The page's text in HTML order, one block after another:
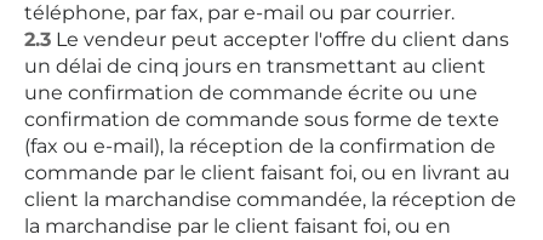
téléphone, par fax, par e-mail ou par courrier.
2.3 Le vendeur peut accepter l'offre du client dans
un délai de cinq jours en transmettant au client
une confirmation de commande écrite ou une
confirmation de commande sous forme de texte
(fax ou e-mail), la réception de la confirmation de
commande par le client faisant foi, ou en livrant au
client la marchandise commandée, la réception de
la marchandise par le client faisant foi, ou en